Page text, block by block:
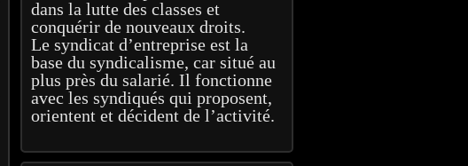
dans la lutte des classes et
conquérir de nouveaux droits.
Le syndicat d’entreprise est la
base du syndicalisme, car situé au
plus près du salarié. Il fonctionne
avec les syndiqués qui proposent,
orientent et décident de l’activité.